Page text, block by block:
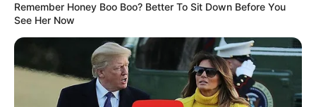
Remember Honey Boo Boo? Better To Sit Down Before You
See Her Now